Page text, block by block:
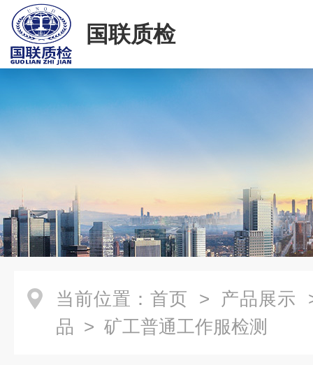
国联质检
当前位置： 首页 > 产品展示
品 > 矿工普通工作服检测